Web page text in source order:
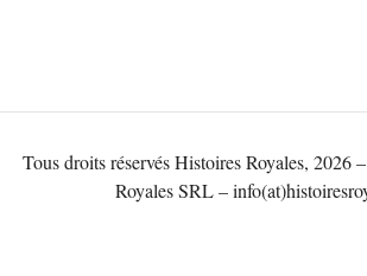
Tous droits réservés Histoires Royales, 2026
Royales SRL –